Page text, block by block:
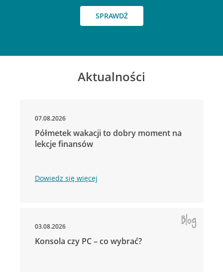
SPRAWDŹ
Aktualności
07.08.2026
Półmetek wakacji to dobry moment na
lekcje finansów
Dowiedz się więcej
03.08.2026
Konsola czy PC – co wybrać?